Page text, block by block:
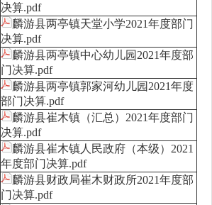
决算.pdf
麟游县两亭镇天堂小学2021年度部门
决算.pdf
麟游县两亭镇中心幼儿园2021年度部
门决算.pdf
麟游县两亭镇郭家河幼儿园2021年度
部门决算.pdf
麟游县崔木镇（汇总）2021年度部门
决算.pdf
麟游县崔木镇人民政府（本级）2021
年度部门决算.pdf
麟游县财政局崔木财政所2021年度部
门决算.pdf